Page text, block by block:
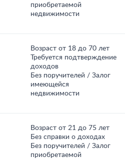
приобретаемой
недвижимости
Возраст от 18 до 70 лет
Требуется подтверждение
доходов
Без поручителей / Залог
имеющейся
недвижимости
Возраст от 21 до 75 лет
Без справки о доходах
Без поручителей / Залог
приобретаемой